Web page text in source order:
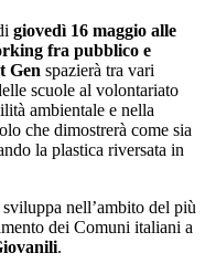
giovedì 16 maggio alle
fra pubblico e
Gen spazierà tra vari
scuole al volontariato
ambientale e nella
che dimostrerà come sia
la plastica riversata in
nell’ambito del più
dei Comuni italiani a
.